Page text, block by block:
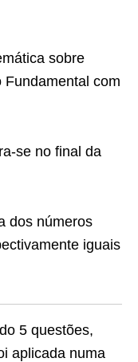
sobre
Fundamental com
se no final da
dos números
iguais
5 questões,
aplicada numa